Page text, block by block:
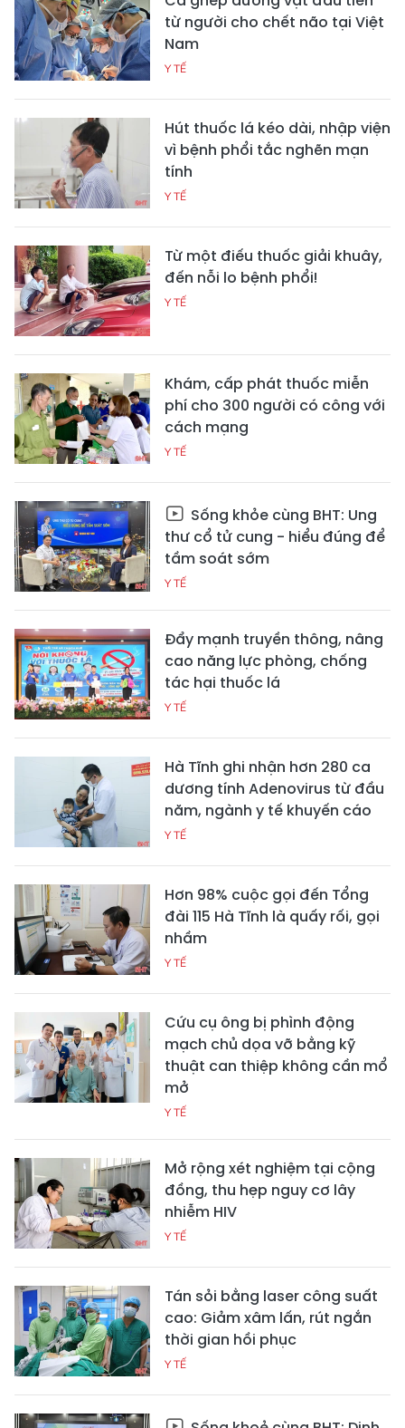
từ người cho chết não tại Việt
Nam
Y TẾ
Hút thuốc lá kéo dài, nhập viện
vì bệnh phổi tắc nghẽn mạn
tính
Y TẾ
Từ một điếu thuốc giải khuây,
đến nỗi lo bệnh phổi!
Y TẾ
Khám, cấp phát thuốc miễn
phí cho 300 người có công với
cách mạng
Y TẾ
Sống khỏe cùng BHT: Ung
thư cổ tử cung - hiểu đúng để
tầm soát sớm
Y TẾ
Đẩy mạnh truyền thông, nâng
cao năng lực phòng, chống
tác hại thuốc lá
Y TẾ
Hà Tĩnh ghi nhận hơn 280 ca
dương tính Adenovirus từ đầu
năm, ngành y tế khuyến cáo
Y TẾ
Hơn 98% cuộc gọi đến Tổng
đài 115 Hà Tĩnh là quấy rối, gọi
nhầm
Y TẾ
Cứu cụ ông bị phình động
mạch chủ dọa vỡ bằng kỹ
thuật can thiệp không cần mổ
mở
Y TẾ
Mở rộng xét nghiệm tại cộng
đồng, thu hẹp nguy cơ lây
nhiễm HIV
Y TẾ
Tán sỏi bằng laser công suất
cao: Giảm xâm lấn, rút ngắn
thời gian hồi phục
Y TẾ